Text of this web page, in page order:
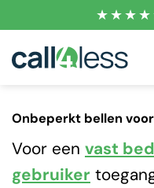
naar
inhoud
Onbeperkt bellen
Voor een vast
gebruiker